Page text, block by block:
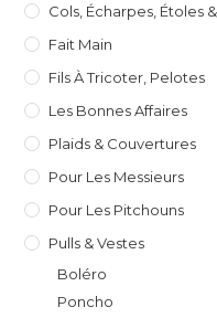
Cols, Écharpes, Étoles
Fait Main
Fils À Tricoter, Pelotes
Les Bonnes Affaires
Plaids & Couvertures
Pour Les Messieurs
Pour Les Pitchouns
Pulls & Vestes
Boléro
Poncho